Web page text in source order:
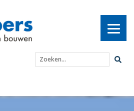
Zoeken...